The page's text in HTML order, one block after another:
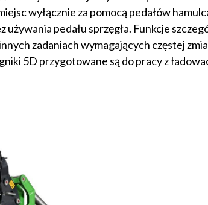
wyłącznie za pomocą pedałów
pedału sprzęgła. Funkcje
zadaniach wymagających częstej
5D przygotowane są do pracy z